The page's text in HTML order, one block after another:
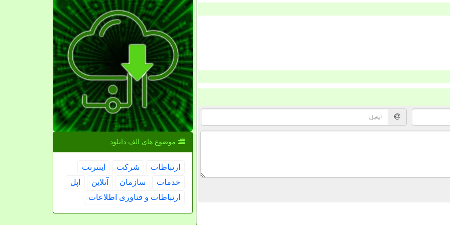
موضوع های الف دانلود
ارتباطات شركت
اینترنت
خدمات
سازمان آنلاین
اپل
ارتباطات و فناوری اطلاعات